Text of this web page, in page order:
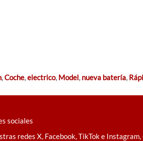
,Coche,electrico, Model, nueva batería,
sociales
redes X, Facebook, TikTok e